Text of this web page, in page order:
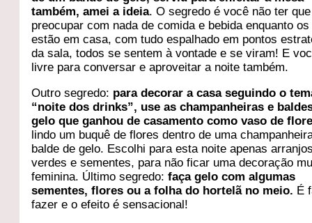
também, amei a ideia. O segredo é você não ter
preocupar com nada de comida e bebida enquanto
estão em casa, com tudo espalhado em pontos
da sala, todos se sentem à vontade e se viram! E
livre para conversar e aproveitar a noite também.
Outro segredo: para decorar a casa seguindo o
“noite dos drinks”, use as champanheiras e
gelo que ganhou de casamento como vaso de
lindo um buquê de flores dentro de uma
balde de gelo. Escolhi para esta noite apenas
verdes e sementes, para não ficar uma decoração
feminina. Último segredo:faça gelo com algumas
sementes, flores ou a folha do hortelã no meio. É
fazer e o efeito é sensacional!